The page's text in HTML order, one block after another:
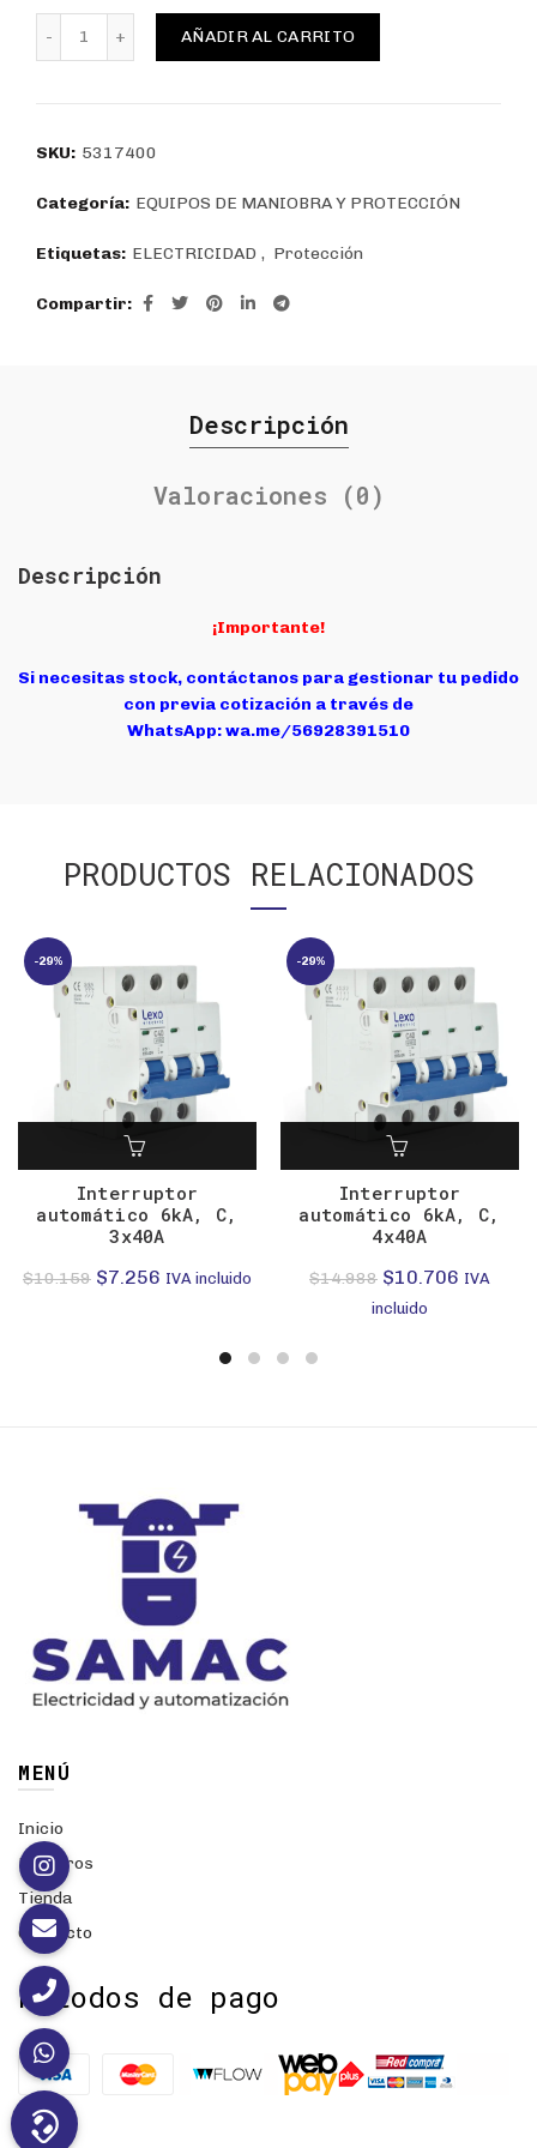
Interruptor caja moldeada regulable LEXO 400N 3P
AÑADIR AL CARRITO
SKU: 5317400
Categoría: EQUIPOS DE MANIOBRA Y PROTECCIÓN
Etiquetas: ELECTRICIDAD , Protección
Compartir
Descripción
Valoraciones (0)
Descripción
¡Importante!
Si necesitas stock, contáctanos para gestionar tu pedido
con previa cotización a través de
WhatsApp:wa.me/56928391510
PRODUCTOS RELACIONADOS
-29%
Interruptor
automático 6kA, C,
3x40A
$10.159 El
$7.256 El
IVA incluido
-29%
Interruptor
automático 6kA, C,
4x40A
$14.988 El
precio
$10.706 El
IVA
incluido
MENÚ
Inicio
Nosotros
Tienda
Contacto
Métodos de pago